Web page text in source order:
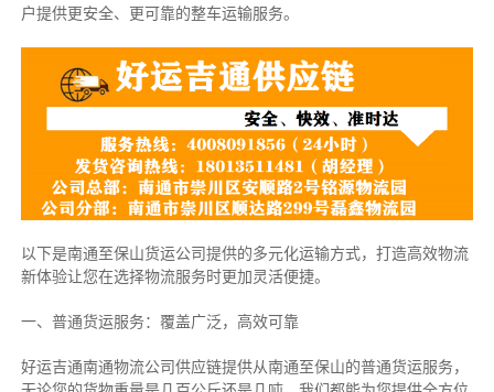
户提供更安全、更可靠的整车运输服务。
以下是南通至保山货运公司提供的多元化运输方式，打造高效物流
新体验让您在选择物流服务时更加灵活便捷。
一、普通货运服务：覆盖广泛，高效可靠
好运吉通南通物流公司供应链提供从南通至保山的普通货运服务，